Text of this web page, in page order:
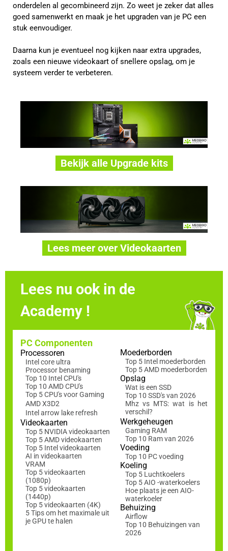
onderdelen al gecombineerd zijn. Zo weet je zeker dat alles
goed samenwerkt en maak je het upgraden van je PC een
stuk eenvoudiger.
Daarna kun je eventueel nog kijken naar extra upgrades,
zoals een nieuwe videokaart of snellere opslag, om je
systeem verder te verbeteren.
Bekijk alle Upgrade kits
Lees meer over Videokaarten
Lees nu ook in de
Academy !
PC Componenten
Processoren
Intel core ultra
Processor benaming
Top 10 Intel CPU's
Top 10 AMD CPU's
Top 5 CPU's voor Gaming
AMD X3D2
Intel arrow lake refresh
Videokaarten
Top 5 NVIDIA videokaarten
Top 5 AMD videokaarten
Top 5 Intel videokaarten
AI in videokaarten
VRAM
Top 5 videokaarten
(1080p)
Top 5 videokaarten
(1440p)
Top 5 videokaarten (4K)
5 Tips om het maximale uit
je GPU te halen
Moederborden
Top 5 Intel moederborden
Top 5 AMD moederborden
Opslag
Wat is een SSD
Top 10 SSD's van 2026
Mhz vs MTS: wat is het
verschil?
Werkgeheugen
Gaming RAM
Top 10 Ram van 2026
Voeding
Top 10 PC voeding
Koeling
Top 5 Luchtkoelers
Top 5 AIO -waterkoelers
Hoe plaats je een AIO-
waterkoeler
Behuizing
Airflow
Top 10 Behuizingen van
2026